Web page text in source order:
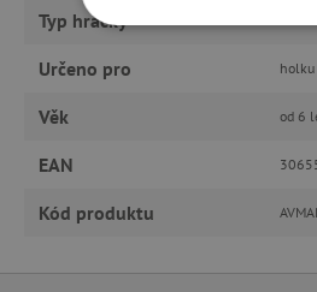
Typ hračky
Určeno pro holku
Věk od 6
EAN
Kód produktu
NEZBYTNĚ NUTNÉ
FUNKČNÍ SOUBORY